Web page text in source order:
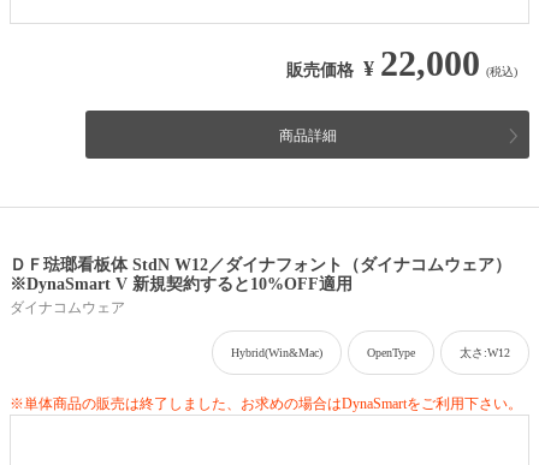
販売価格 ¥ 22,000 (税込)
商品詳細
ＤＦ琺瑯看板体 StdN W12／ダイナフォント（ダイナコムウェア）
※DynaSmart V 新規契約すると10%OFF適用
ダイナコムウェア
Hybrid(Win&Mac) OpenType 太さ:W12
※単体商品の販売は終了しました、お求めの場合はDynaSmartをご利用下さい。